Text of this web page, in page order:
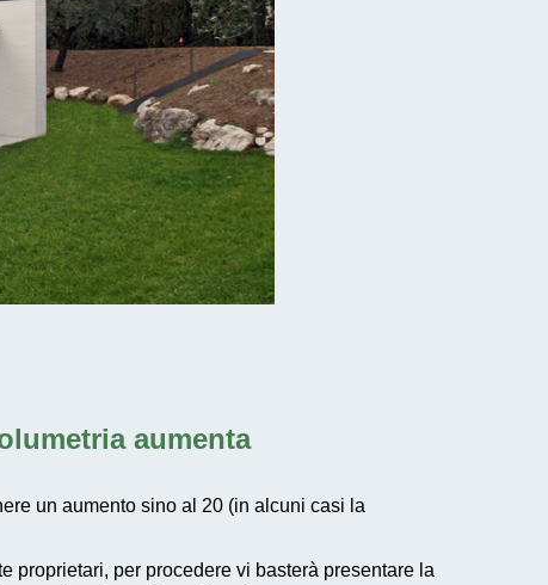
aumenta
un aumento sino al 20 (in alcuni casi la
proprietari, per procedere vi basterà presentare la